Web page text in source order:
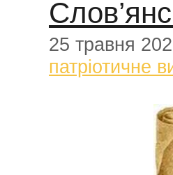
25 травня
патріотичне